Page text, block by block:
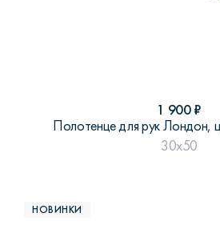
1 900₽
Полотенце для рук Лондон,
30x50
НОВИНКИ